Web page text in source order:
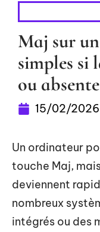
Maj sur
simples si
ou absente
15/02/2026
Un ordinateur
touche Maj,
deviennent
nombreux
intégrés ou des